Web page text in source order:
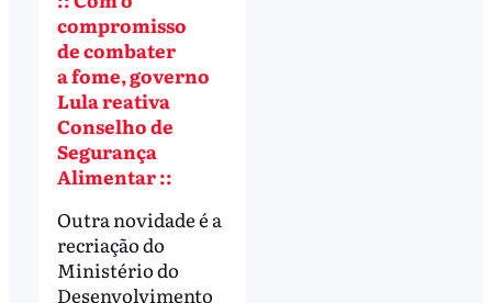
compromisso
de combater
a fome, governo
Lula reativa
Conselho de
Segurança
Alimentar ::
Outra novidade é a
recriação do
Ministério do
Desenvolvimento